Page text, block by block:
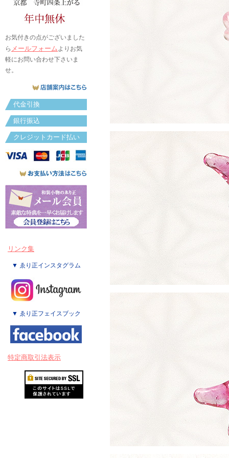
お気付きの点がございました
ら メールフォームよりお気
軽にお問い合わせ下さいま
せ。
代金引換
銀行振込
クレジットカード払い
リンク集
▼ ゑり正インスタグラム
▼ ゑり正フェイスブック
特定商取引法表示